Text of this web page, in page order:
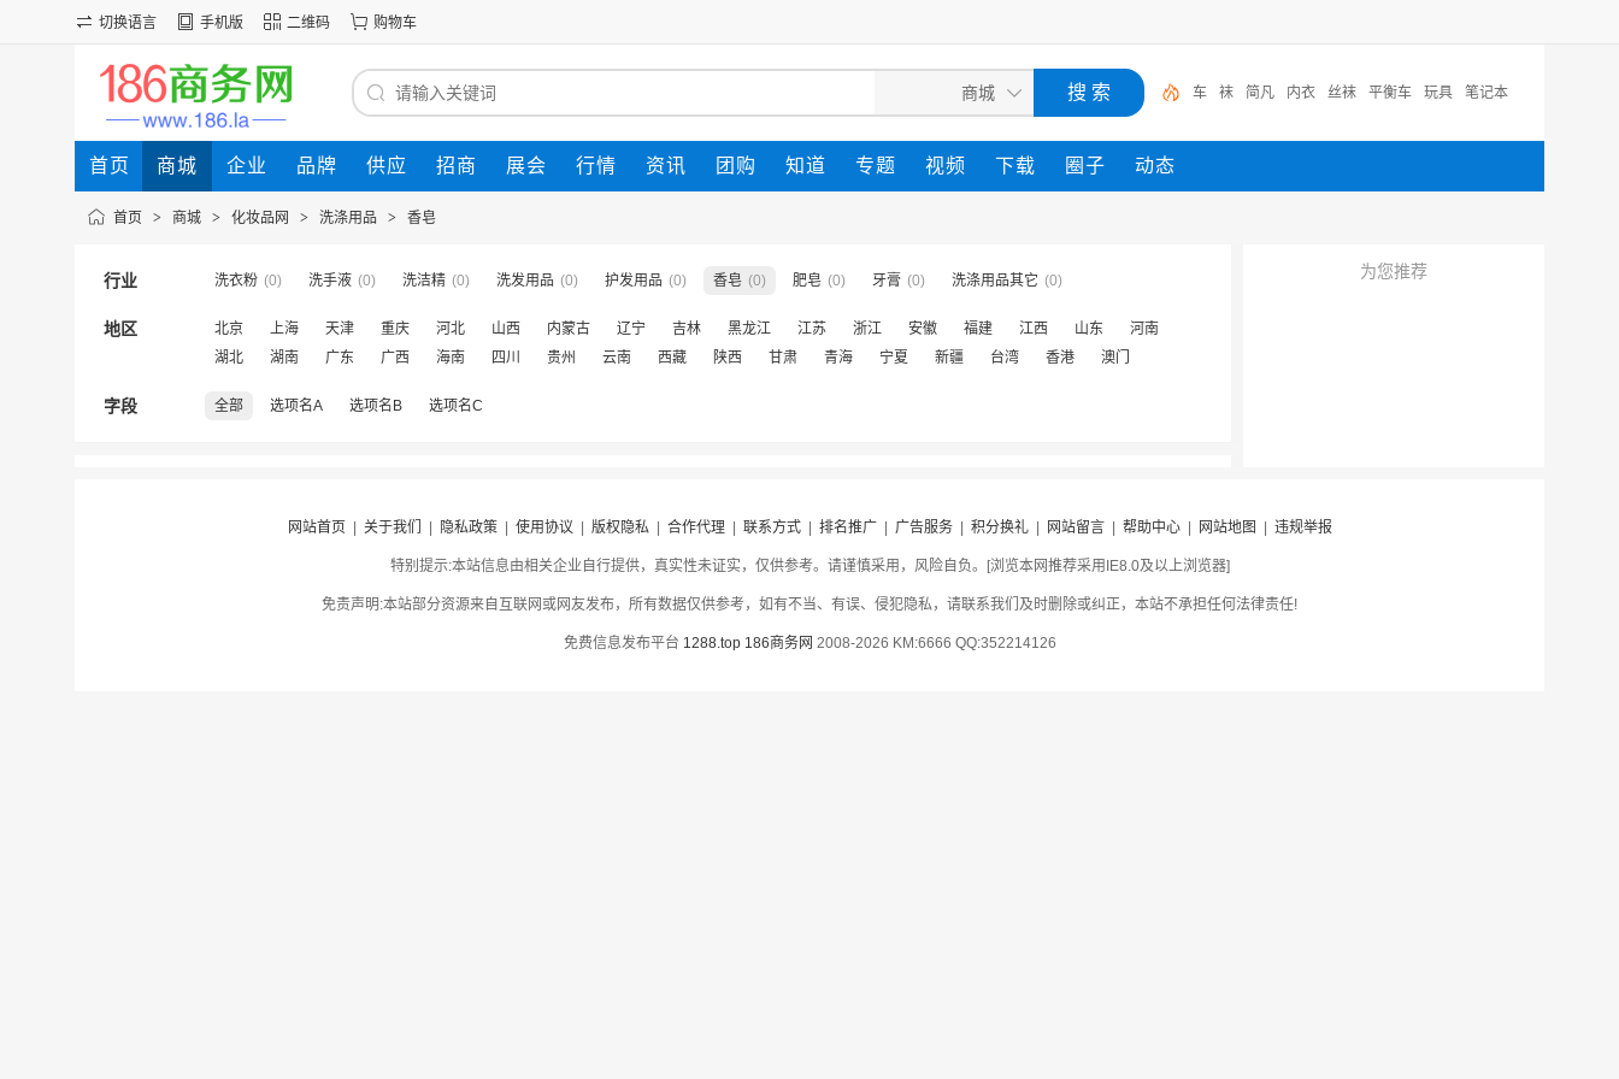
切换语言 手机版 二维码 购物车
车 袜 简凡 内衣 丝袜 平衡车 玩具 笔记本
首页 商城 企业 品牌 供应 招商 展会 行情 资讯 团购 知道 专题 视频 下载 圈子 动态
首页 > 商城 > 化妆品网 > 洗涤用品 > 香皂
行业 洗衣粉 (0) 洗手液 (0) 洗洁精 (0) 洗发用品 (0) 护发用品 (0) 香皂 (0) 肥皂 (0) 牙膏 (0) 洗涤用品其它 (0)
地区 北京 上海 天津 重庆 河北 山西 内蒙古 辽宁 吉林 黑龙江 江苏 浙江 安徽 福建 江西 山东
河南
湖北
湖南 广东 广西 海南 四川 贵州 云南 西藏 陕西 甘肃 青海 宁夏 新疆 台湾 香港 澳门
字段 全部 选项名A 选项名B 选项名C
为您推荐
网站首页 关于我们 隐私政策| 使用协议 版权隐私| 合作代理| 联系方式| 排名推广| 广告服务| 积分换礼| 网站留言| 帮助中心| 网站地图 违规举报
特别提示:本站信息由相关企业自行提供，真实性未证实，仅供参考。请谨慎采用，风险自负。[浏览本网推荐采用IE8.0及以上浏览器]
免责声明:本站部分资源来自互联网或网友发布，所有数据仅供参考，如有不当、有误、侵犯隐私，请联系我们及时删除或纠正，本站不承担任何法律责任!
免费信息发布平台 1288.top 186商务网 2008-2026 KM:6666 QQ:352214126